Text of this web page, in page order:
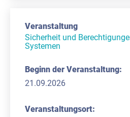
Sicherheit und
Systemen
21.09.2026